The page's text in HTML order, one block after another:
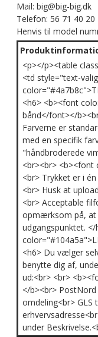
Mail: big@big-big.dk
Telefon: 56 71 40 20
Henvis til model
<p></p><table
<td style="text-
<h6> <b><font
bånd</font></
Farverne er
med en specifik
"håndbroderede
<br><br>
<br> Trykket er i
<br> Husk at
<br> Acceptable
opmærksom på, at
udgangspunktet.
<h6> Du vælger
benytte dig af,
ud:<br> <br>
</b><br>
omdeling<br> GLS
under